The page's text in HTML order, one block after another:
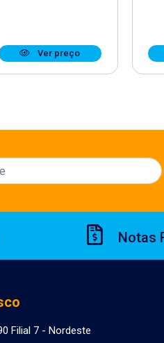
Ver preço
Notas
Filial 7 - Nordeste